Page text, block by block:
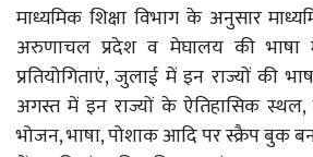
माध्यमिक शिक्षा विभाग के अनुसार
अरुणाचल प्रदेश व मेघालय की भाषा
प्रतियोगिताएं, जुलाई में इन राज्यों की
अगस्त में इन राज्यों के ऐतिहासिक
भोजन, भाषा, पोशाक आदि पर स्क्रैप बुक